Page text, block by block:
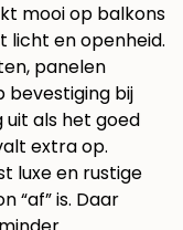
mooi op balkons
licht en openheid.
panelen
bevestiging bij
als het goed
extra op.
luxe en rustige
“af” is. Daar